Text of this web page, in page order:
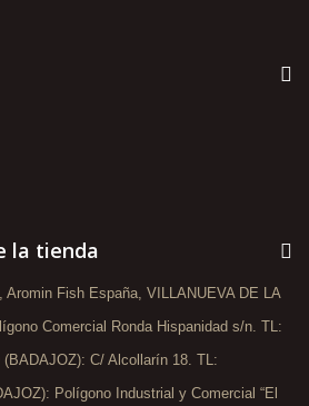
la tienda
Aromin Fish España, VILLANUEVA DE LA
Comercial Ronda Hispanidad s/n. TL:
C/ Alcollarín 18. TL:
Polígono Industrial y Comercial “El